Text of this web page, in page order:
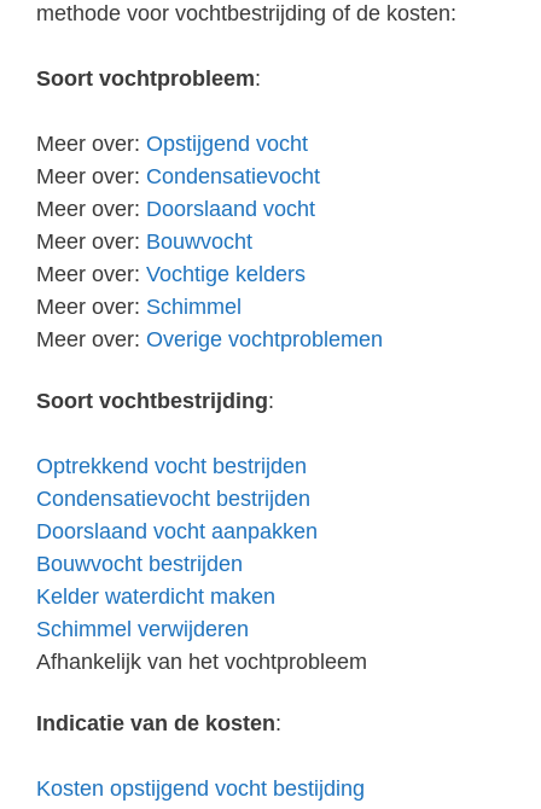
methode voor vochtbestrijding of de kosten:
Soort vochtprobleem:
Meer over: Opstijgend vocht
Meer over: Condensatievocht
Meer over: Doorslaand vocht
Meer over: Bouwvocht
Meer over: Vochtige kelders
Meer over: Schimmel
Meer over: Overige vochtproblemen
Soort vochtbestrijding:
Optrekkend vocht bestrijden
Condensatievocht bestrijden
Doorslaand vocht aanpakken
Bouwvocht bestrijden
Kelder waterdicht maken
Schimmel verwijderen
Afhankelijk van het vochtprobleem
Indicatie van de kosten:
Kosten opstijgend vocht bestijding